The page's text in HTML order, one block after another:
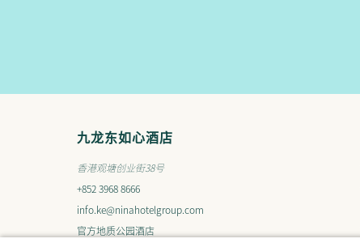
九龙东如心酒店
香港观塘创业街38号
+852 3968 8666
info.ke@ninahotelgroup.com
官方地质公园酒店